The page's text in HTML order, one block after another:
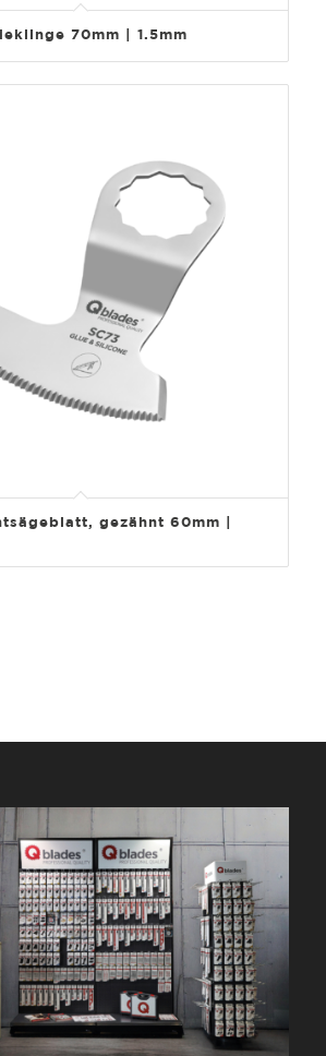
70mm | 1.5mm
gezähnt 60mm |